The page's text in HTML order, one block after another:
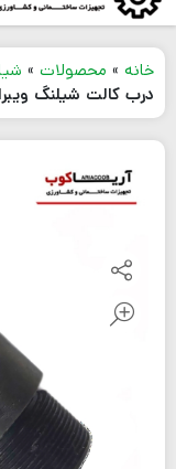
خانه » محصولات »
درب کالت شیلنگ